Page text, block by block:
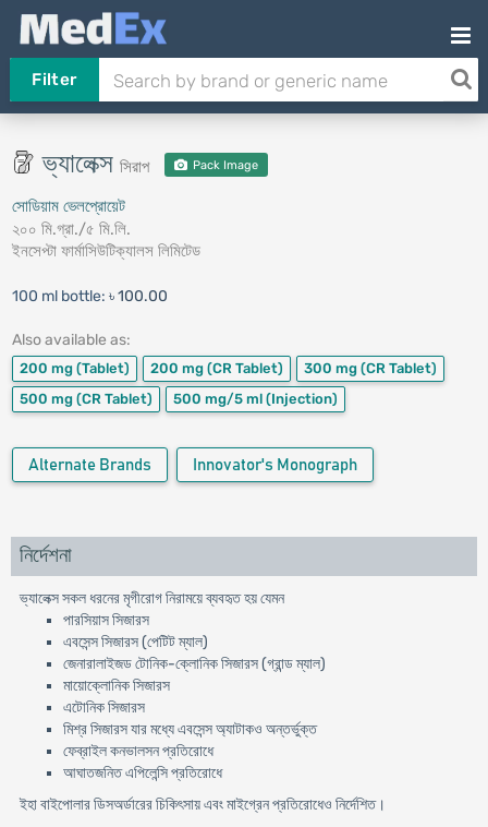
Filter
ভ্যালেক্স সিরাপ Pack Image
সোডিয়াম ভেলপ্রোয়েট
২০০ মি.গ্রা./৫ মি.লি.
ইনসেপ্টা ফার্মাসিউটিক্যালস লিমিটেড
100 ml bottle: ৳ 100.00
Also available as:
200 mg (Tablet) 200 mg (CR Tablet) 300 mg (CR Tablet)
500 mg (CR Tablet) 500 mg/5 ml (Injection)
Alternate Brands Innovator's Monograph
নির্দেশনা
ভ্যালেক্স সকল ধরনের মৃগীরোগ নিরাময়ে ব্যবহৃত হয় যেমন
পারসিয়াস সিজারস
এবসেন্স সিজারস (পেটিট ম্যাল)
জেনারালাইজড টোনিক-ক্লোনিক সিজারস (গ্রান্ড ম্যাল)
মায়োক্লোনিক সিজারস
এটোনিক সিজারস
মিশ্র সিজারস যার মধ্যে এবসেন্স অ্যাটাকও অন্তর্ভুক্ত
ফেব্রাইল কনভালসন প্রতিরোধে
আঘাতজনিত এপিলেন্সি প্রতিরোধে
ইহা বাইপোলার ডিসঅর্ডারের চিকিৎসায় এবং মাইগ্রেন প্রতিরোধেও নির্দেশিত।